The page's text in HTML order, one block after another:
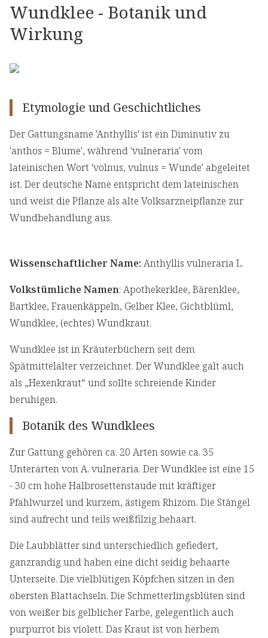
Wundklee - Botanik und
Wirkung
Etymologie und Geschichtliches
Der Gattungsname 'Anthyllis' ist ein Diminutiv zu
'anthos = Blume', während 'vulneraria' vom
lateinischen Wort 'volnus, vulnus = Wunde' abgeleitet
ist. Der deutsche Name entspricht dem lateinischen
und weist die Pflanze als alte Volksarzneipflanze zur
Wundbehandlung aus.
Wissenschaftlicher Name: Anthyllis vulneraria L.
Volkstümliche Namen: Apothekerklee, Bärenklee,
Bartklee, Frauenkäppeln, Gelber Klee, Gichtblüml,
Wundklee, (echtes) Wundkraut.
Wundklee ist in Kräuterbüchern seit dem
Spätmittelalter verzeichnet. Der Wundklee galt auch
als „Hexenkraut“ und sollte schreiende Kinder
beruhigen.
Botanik des Wundklees
Zur Gattung gehören ca. 20 Arten sowie ca. 35
Unterarten von A. vulneraria. Der Wundklee ist eine 15
- 30 cm hohe Halbrosettenstaude mit kräftiger
Pfahlwurzel und kurzem, ästigem Rhizom. Die Stängel
sind aufrecht und teils weißfilzig behaart.
Die Laubblätter sind unterschiedlich gefiedert,
ganzrandig und haben eine dicht seidig behaarte
Unterseite. Die vielblütigen Köpfchen sitzen in den
obersten Blattachseln. Die Schmetterlingsblüten sind
von weißer bis gelblicher Farbe, gelegentlich auch
purpurrot bis violett. Das Kraut ist von herbem